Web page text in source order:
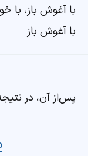
با آغوش باز، با
با آغوش باز
پس‌از آن، در